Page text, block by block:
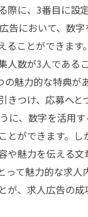
際に、3番目に設
告において、数字
ることができます
人数が3人である
の魅力的な特典が
きつけ、応募へと
に、数字を活用
とができます。し
や魅力を伝える
って魅力的な求人
が、求人広告の